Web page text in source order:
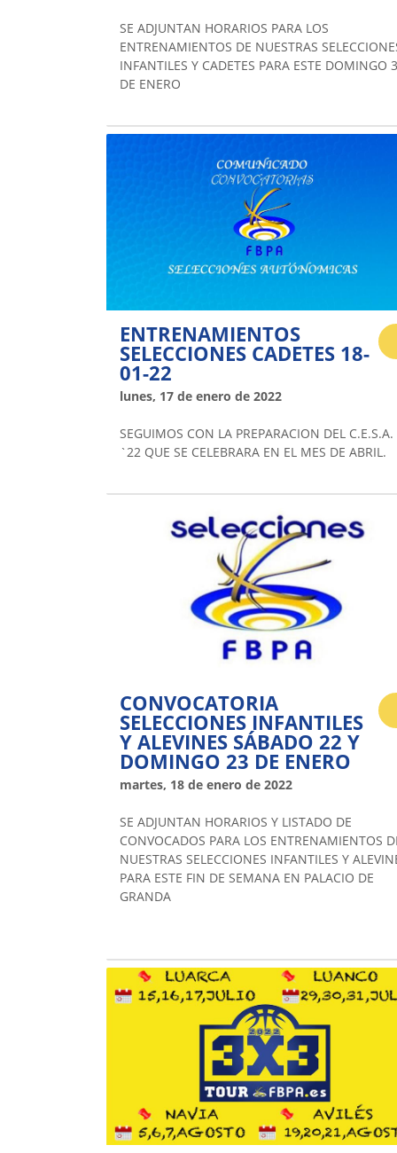
SE ADJUNTAN HORARIOS PARA LOS
ENTRENAMIENTOS DE NUESTRAS
INFANTILES Y CADETES PARA ESTE DOMINGO
DE ENERO
ENTRENAMIENTOS
SELECCIONES CADETES 18-
01-22
lunes, 17 de enero de 2022
SEGUIMOS CON LA PREPARACION DEL C.E.S.A.
`22 QUE SE CELEBRARA EN EL MES DE ABRIL.
CONVOCATORIA
SELECCIONES INFANTILES
Y ALEVINES SÁBADO 22 Y
DOMINGO 23 DE ENERO
martes, 18 de enero de 2022
SE ADJUNTAN HORARIOS Y LISTADO DE
CONVOCADOS PARA LOS ENTRENAMIENTOS
NUESTRAS SELECCIONES INFANTILES Y
PARA ESTE FIN DE SEMANA EN PALACIO DE
GRANDA